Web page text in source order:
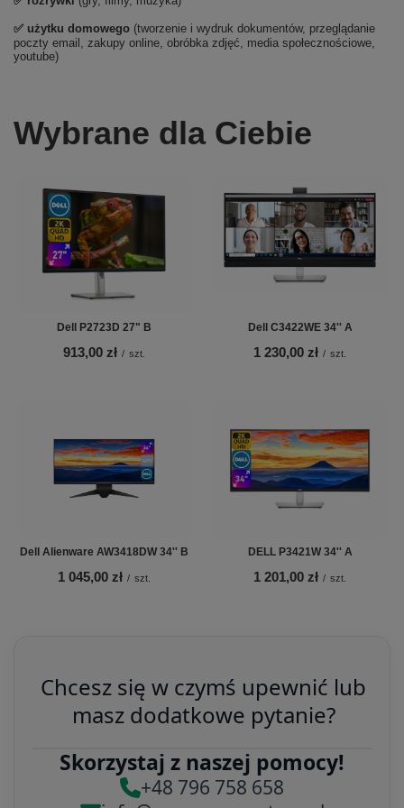
✅ użytku domowego (tworzenie i wydruk dokumentów, przeglądanie
poczty email, zakupy online, obróbka zdjęć, media społecznościowe,
youtube)
Wybrane dla Ciebie
Dell P2723D 27" B
913,00 zł / szt.
Dell C3422WE 34'' A
1 230,00 zł / szt.
Dell Alienware AW3418DW 34'' B
1 045,00 zł / szt.
DELL P3421W 34'' A
1 201,00 zł / szt.
Chcesz się w czymś upewnić lub
masz dodatkowe pytanie?
Skorzystaj z naszej pomocy!
+48 796 758 658